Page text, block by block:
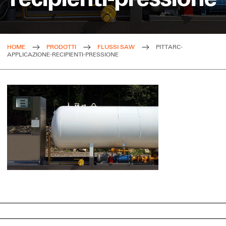
HOME PRODOTTI FLUSSI SAW
PITTARC-
APPLICAZIONE-RECIPIENTI-PRESSIONE